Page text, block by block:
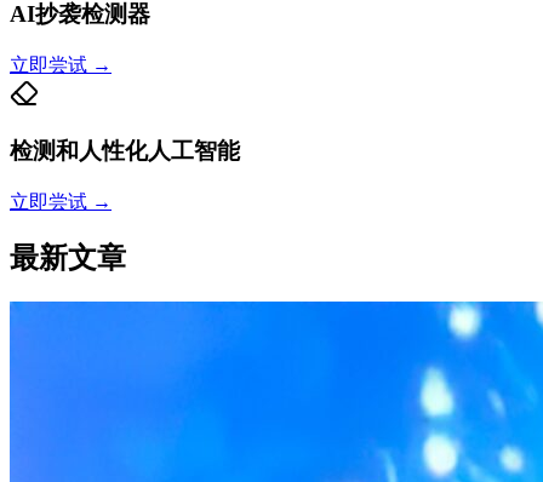
AI抄袭检测器
立即尝试 →
检测和人性化人工智能
立即尝试 →
最新文章